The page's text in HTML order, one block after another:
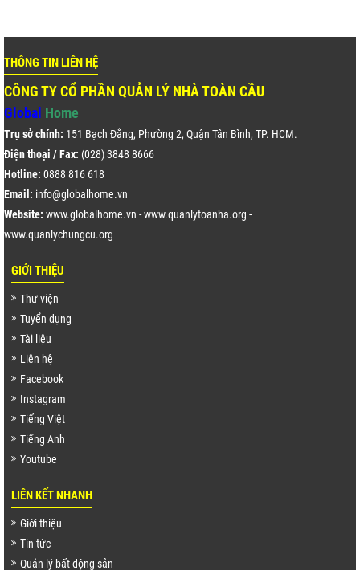
THÔNG TIN LIÊN HỆ
CÔNG TY CỔ PHẦN QUẢN LÝ NHÀ TOÀN CẦU
Global Home
Trụ sở chính: 151 Bạch Đằng, Phường 2, Quận Tân Bình, TP. HCM.
Điện thoại / Fax: (028) 3848 8666
Hotline: 0888 816 618
Email: info@globalhome.vn
Website: www.globalhome.vn -www.quanlytoanha.org -
www.quanlychungcu.org
GIỚI THIỆU
Thư viện
Tuyển dụng
Tài liệu
Liên hệ
Facebook
Instagram
Tiếng Việt
Tiếng Anh
Youtube
LIÊN KẾT NHANH
Giới thiệu
Tin tức
Quản lý bất động sản